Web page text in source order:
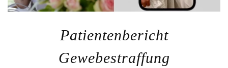
Patientenbericht
Gewebestraffung